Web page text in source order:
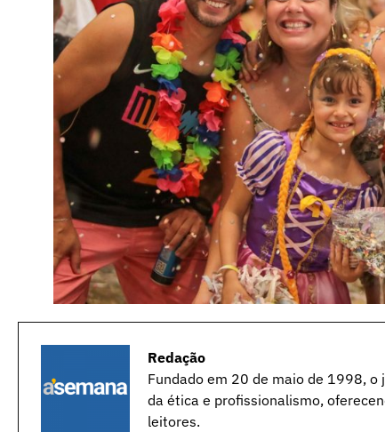
Redação
Fundado em 20 de maio de 1998,
da ética e profissionalismo,
leitores.